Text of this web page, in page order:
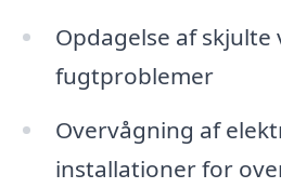
Opdagelse af skjulte
fugtproblemer
Overvågning af
installationer for